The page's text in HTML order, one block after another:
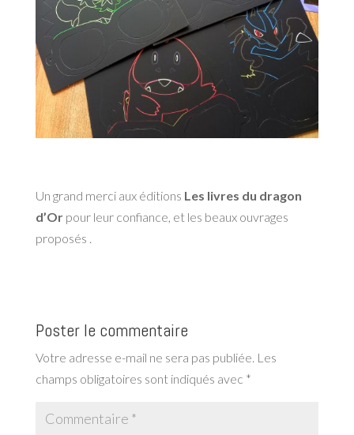
Un grand merci aux éditions Les livres du dragon
d’Orpour leur confiance, et les beaux ouvrages
proposés .
Poster le commentaire
Votre adresse e-mail ne sera pas publiée. Les
champs obligatoires sont indiqués avec *